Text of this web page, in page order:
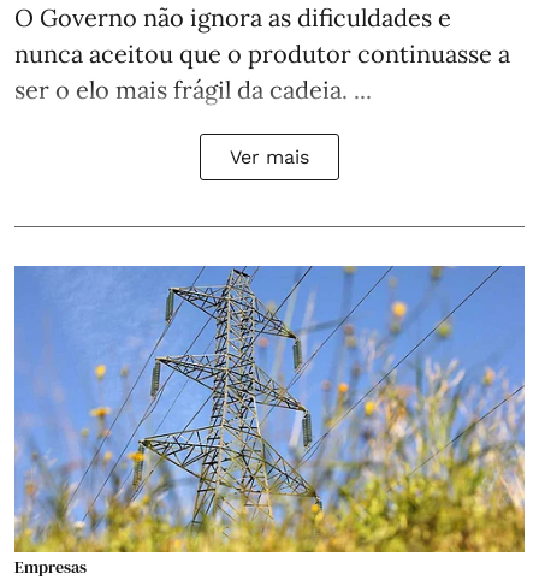
O Governo não ignora as dificuldades e
nunca aceitou que o produtor continuasse a
ser o elo mais frágil da cadeia. ...
Ver mais
Empresas